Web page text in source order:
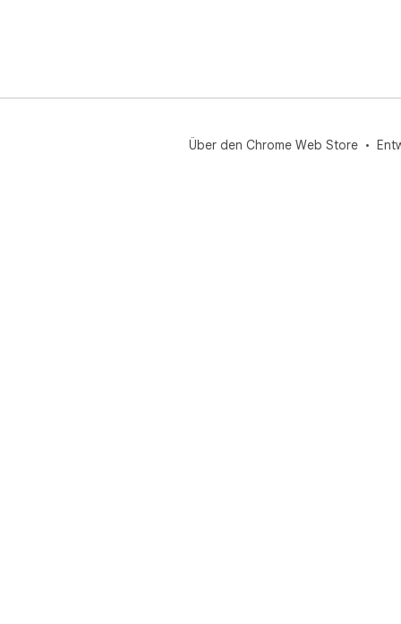
Über den Chrome Web Store